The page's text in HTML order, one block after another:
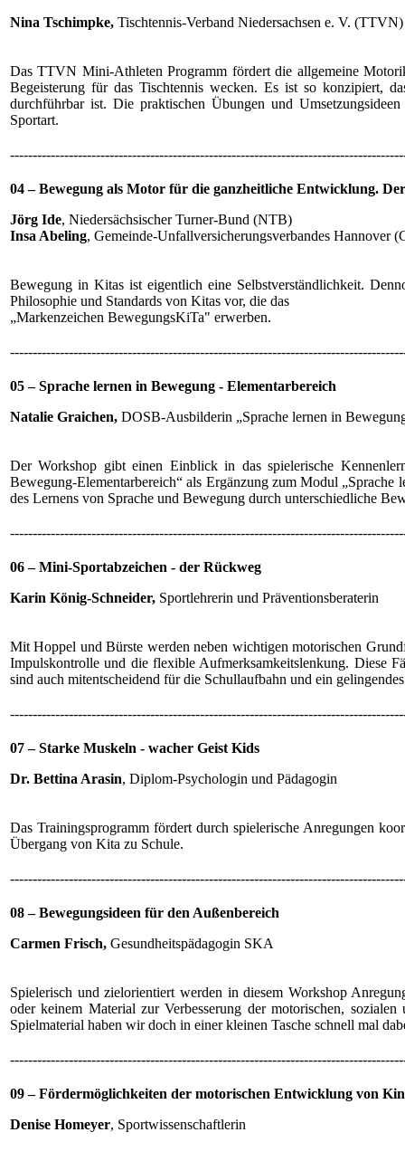
Nina Tschimpke, Tischtennis-Verband Niedersachsen e. V. (TTVN)
Das TTVN Mini-Athleten Programm fördert die allgemeine
Begeisterung für das Tischtennis wecken. Es ist so konzipiert,
durchführbar ist. Die praktischen Übungen und
Sportart.
04 – Bewegung als Motor für die ganzheitliche Entwicklung.
Jörg Ide, Niedersächsischer Turner-Bund (NTB)
Insa Abeling, Gemeinde-Unfallversicherungsverbandes Hannover
Bewegung in Kitas ist eigentlich eine Selbstverständlichkeit.
Philosophie und Standards von Kitas vor, die das
„Markenzeichen BewegungsKiTa" erwerben.
05 – Sprache lernen in Bewegung - Elementarbereich
Natalie Graichen, DOSB-Ausbilderin „Sprache lernen in
Der Workshop gibt einen Einblick in das spielerische
Bewegung-Elementarbereich“ als Ergänzung zum Modul
des Lernens von Sprache und Bewegung durch unterschiedliche
06 – Mini-Sportabzeichen - der Rückweg
Karin König-Schneider, Sportlehrerin und Präventionsberaterin
Mit Hoppel und Bürste werden neben wichtigen motorischen
Impulskontrolle und die flexible Aufmerksamkeitslenkung. Diese
sind auch mitentscheidend für die Schullaufbahn und ein
07 – Starke Muskeln - wacher Geist Kids
Dr. Bettina Arasin, Diplom-Psychologin und Pädagogin
Das Trainingsprogramm fördert durch spielerische Anregungen
Übergang von Kita zu Schule.
08 – Bewegungsideen für den Außenbereich
Carmen Frisch, Gesundheitspädagogin SKA
Spielerisch und zielorientiert werden in diesem Workshop
oder keinem Material zur Verbesserung der motorischen,
Spielmaterial haben wir doch in einer kleinen Tasche schnell mal
09 – Fördermöglichkeiten der motorischen Entwicklung von
Denise Homeyer, Sportwissenschaftlerin